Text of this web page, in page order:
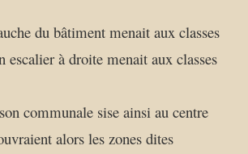
du bâtiment menait aux classes
escalier à droite menait aux classes
communale sise ainsi au centre
alors les zones dites